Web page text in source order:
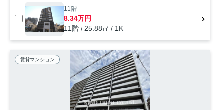
11階
8.34万円
11階 / 25.88㎡ / 1K
賃貸マンション